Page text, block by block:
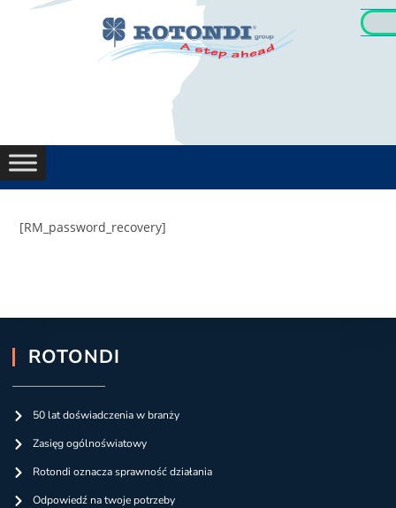
[RM_password_recovery]
ROTONDI
50 lat doświadczenia w branży
Zasięg ogólnoświatowy
Rotondi oznacza sprawność działania
Odpowiedź na twoje potrzeby